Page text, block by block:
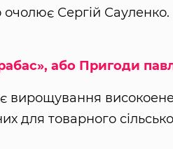
Сергій
або Пригоди
вирощування
для товарного